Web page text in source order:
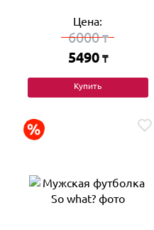
Цена:
6000₸
5490 ₸
Купить